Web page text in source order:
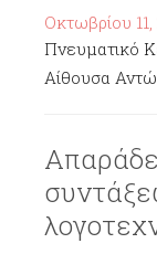
Οκτωβρίου
Πνευματικό
Αίθουσα